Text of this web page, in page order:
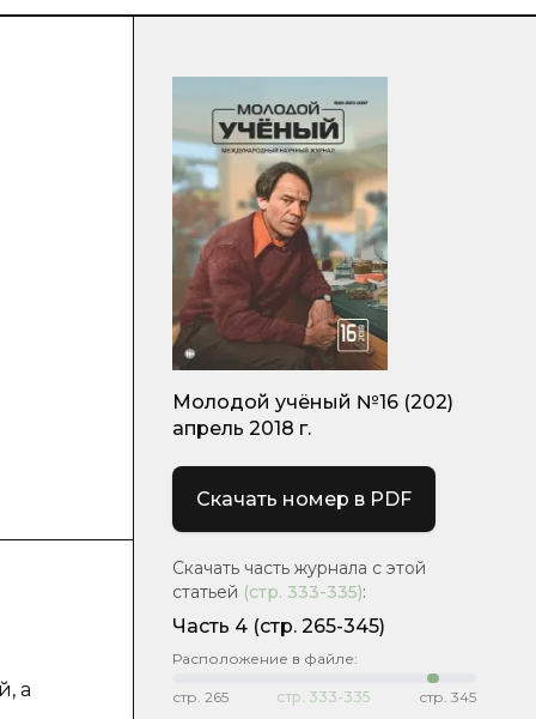
а
Молодой учёный №16 (202)
апрель 2018 г.
Скачать номер в PDF
Скачать часть журнала с этой
статьей (стр. 333-335):
Часть 4 (стр. 265-345)
Расположение в файле:
стр. 265 стр. 333-335 стр. 345